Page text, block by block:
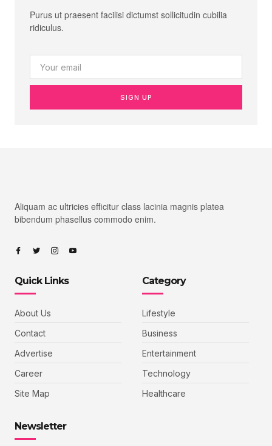
Purus ut praesent facilisi dictumst sollicitudin cubilia
ridiculus.
SIGN UP
Aliquam ac ultricies efficitur class lacinia magnis platea
bibendum phasellus commodo enim.
Quick Links
About Us
Contact
Advertise
Career
Site Map
Category
Lifestyle
Business
Entertainment
Technology
Healthcare
Newsletter